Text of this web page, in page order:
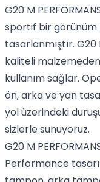
G20 M
sportif bir görünüm
tasarlanmıştır. G20
kaliteli
kullanım sağlar.
ön, arka ve yan
yol üzerindeki
sizlerle sunuyoruz.
G20 M
Performance